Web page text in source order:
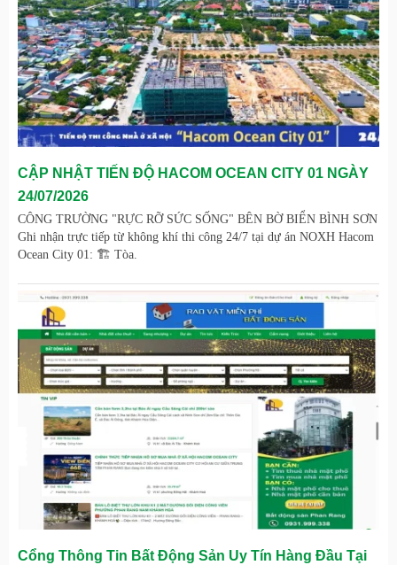
CẬP NHẬT TIẾN ĐỘ HACOM OCEAN CITY 01 NGÀY
24/07/2026
CÔNG TRƯỜNG "RỰC RỠ SỨC SỐNG" BÊN BỜ BIỂN BÌNH SƠN
Ghi nhận trực tiếp từ không khí thi công 24/7 tại dự án NOXH Hacom
Ocean City 01: 🏗️ Tòa.
Cổng Thông Tin Bất Động Sản Uy Tín Hàng Đầu Tại